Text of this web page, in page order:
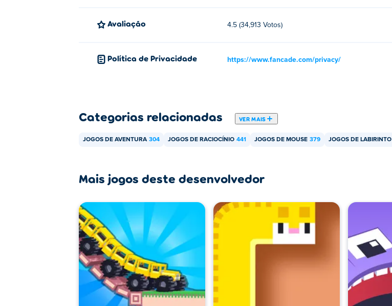
Avaliação 4.5 (34,913 Votos)
Política de Privacidade https://www.fancade.com/privacy/
Categorias relacionadas VER MAIS
JOGOS DE AVENTURA 304 JOGOS DE RACIOCÍNIO 441 JOGOS DE MOUSE 379 JOGOS DE LABIRINTO
Mais jogos deste desenvolvedor